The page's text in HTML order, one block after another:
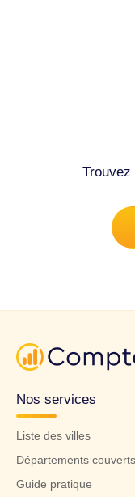
Trouvez
Nos services
Liste des villes
Départements couverts
Guide pratique